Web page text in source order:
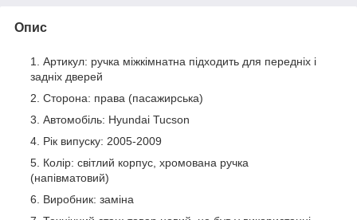
Опис
Артикул: ручка міжкімнатна підходить для передніх і
задніх дверей
Сторона: права (пасажирська)
Автомобіль: Hyundai Tucson
Рік випуску: 2005-2009
Колір: світлий корпус, хромована ручка
(напівматовий)
Виробник: заміна